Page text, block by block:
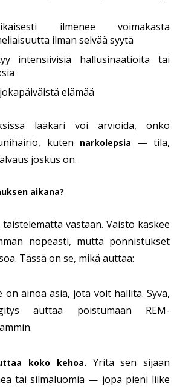
ilmenee voimakasta
ilman selvää syytä
intensiivisiä hallusinaatioita tai
elämää
lääkäri voi arvioida, onko
kuten
narkolepsia
— tila,
joskus on.
aikana?
vastaan. Vaisto käskee
nopeasti, mutta ponnistukset
Tässä on se, mikä auttaa:
on ainoa asia, jota voit hallita. Syvä,
auttaa poistumaan REM-
koko kehoa.
Yritä sen sijaan
tai silmäluomia — jopa pieni liike